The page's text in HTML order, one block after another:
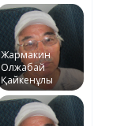
Жармакин
Олжабай
Қайкенұлы